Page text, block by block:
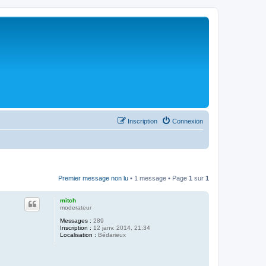
Connexion
Inscription
Premier message non lu • 1 message • Page 1 sur 1
mitch
moderateur
Messages : 289
Inscription : 12 janv. 2014, 21:34
Localisation : Bédarieux